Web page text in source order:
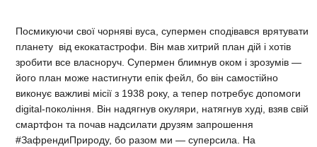
Посмикуючи свої чорняві вуса, супермен сподівався врятувати
планету від екокатастрофи. Він мав хитрий план дій і хотів
зробити все власноруч. Супермен блимнув оком і зрозумів —
його план може настигнути епік фейл, бо він самостійно
виконує важливі місії з 1938 року, а тепер потребує допомоги
digital-покоління. Він надягнув окуляри, натягнув худі, взяв свій
смартфон та почав надсилати друзям запрошення
#ЗафрендиПрироду, бо разом ми — суперсила. На